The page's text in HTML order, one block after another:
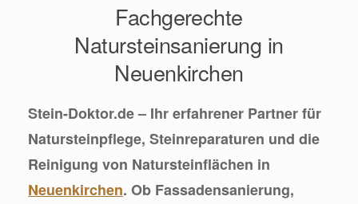
Fachgerechte
Natursteinsanierung in
Neuenkirchen
Stein-Doktor.de – Ihr erfahrener Partner für
Natursteinpflege, Steinreparaturen und die
Reinigung von Natursteinflächen in
Neuenkirchen. Ob Fassadensanierung,